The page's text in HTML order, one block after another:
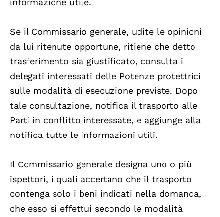
informazione utile.
Se il Commissario generale, udite le opinioni
da lui ritenute opportune, ritiene che detto
trasferimento sia giustificato, consulta i
delegati interessati delle Potenze protettrici
sulle modalità di esecuzione previste. Dopo
tale consultazione, notifica il trasporto alle
Parti in conflitto interessate, e aggiunge alla
notifica tutte le informazioni utili.
Il Commissario generale designa uno o più
ispettori, i quali accertano che il trasporto
contenga solo i beni indicati nella domanda,
che esso si effettui secondo le modalità